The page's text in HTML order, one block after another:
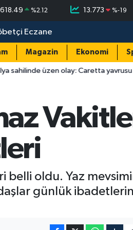
%2.12 13.773 %-19
Eczane
Magazin Ekonomi
üzen olay: Caretta yavrusu yakılan
belli oldu. Yaz
günlük